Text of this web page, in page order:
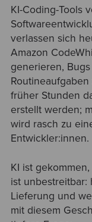
KI-Coding-Tools
verlassen sich
Amazon
generieren,
früher Stunden
erstellt werden;
wird rasch zu
Entwickler:innen.
KI ist
ist
Lieferung und
mit diesem